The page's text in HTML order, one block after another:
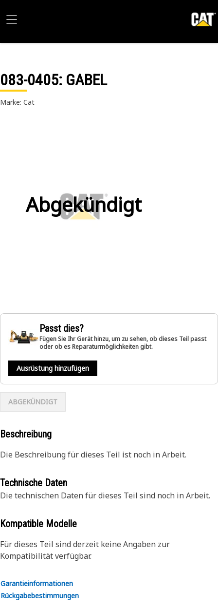
083-0405: GABEL
Marke: Cat
Abgekündigt
Passt dies?
Fügen Sie Ihr Gerät hinzu, um zu sehen, ob dieses Teil passt
oder ob es Reparaturmöglichkeiten gibt.
Ausrüstung hinzufügen
ABGEKÜNDIGT
Beschreibung
Die Beschreibung für dieses Teil ist noch in Arbeit.
Technische Daten
Die technischen Daten für dieses Teil sind noch in Arbeit.
Kompatible Modelle
Für dieses Teil sind derzeit keine Angaben zur
Kompatibilität verfügbar.
Garantieinformationen
Rückgabebestimmungen